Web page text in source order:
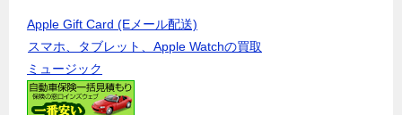
Apple Gift Card (Eメール配送)
スマホ、タブレット、Apple Watchの買取
ミュージック